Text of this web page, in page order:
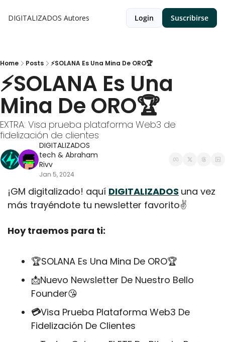
DIGITALIZADOS Autores Login Suscribirse
Home Posts ⚡SOLANA Es Una Mina De ORO🏆
⚡SOLANA Es Una
Mina De ORO🏆
EXTRA: Visa prueba plataforma Web3 de
fidelización de clientes
DIGITALIZADOS
tech & Abraham
Rivv
Jan 5, 2024
¡GM digitalizado! aquí DIGITALIZADOS una vez
más trayéndote tu newsletter favorito✌️
Hoy traemos para ti:
🏆SOLANA Es Una Mina De ORO🏆
📩Nuevo Newsletter De Nuestro Bello
Founder😘
💳Visa Prueba Plataforma Web3 De
Fidelización De Clientes